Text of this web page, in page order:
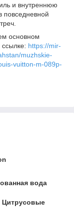
и внутреннюю
повседневной
основном
https://mir-
muzhskie-
vuitton-m-089p-
вода